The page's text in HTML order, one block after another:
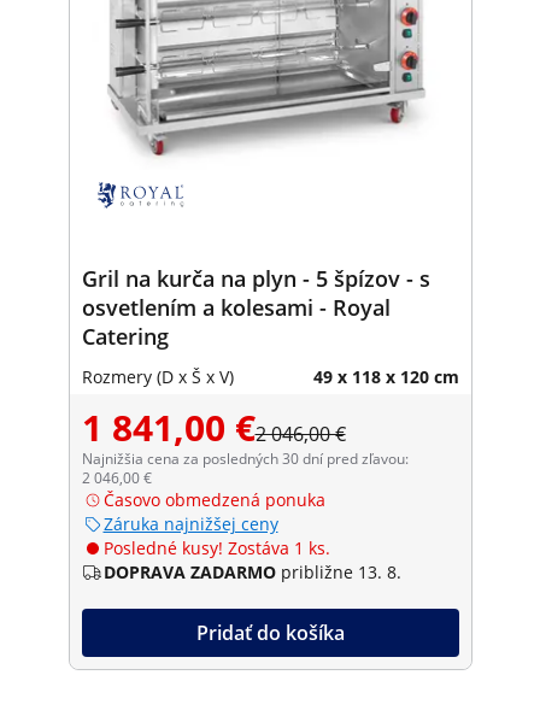
Gril na kurča na plyn - 5 špízov - s
osvetlením a kolesami - Royal
Catering
Rozmery (D x Š x V) 49 x 118 x 120 cm
1 841,00 €2 046,00 €
Najnižšia cena za posledných 30 dní pred zľavou:
2 046,00 €
Časovo obmedzená ponuka
Záruka najnižšej ceny
Posledné kusy! Zostáva 1 ks.
DOPRAVA ZADARMO približne 13. 8.
Pridať do košíka